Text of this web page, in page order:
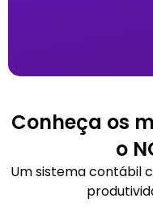
Conheça os
o
Um sistema contábil